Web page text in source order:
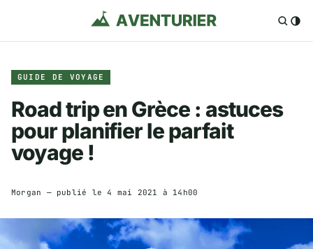
GUIDE DE VOYAGE
Road trip en Grèce : astuces
pour planifier le parfait
voyage !
Morgan — publié le4 mai 2021 à 14h00